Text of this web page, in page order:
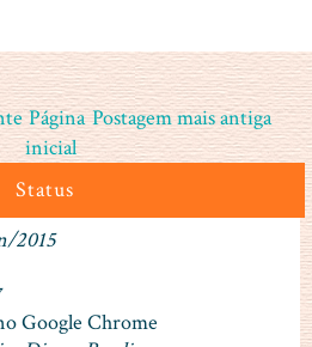
Postagem mais antiga
Página
inicial
Status
2015
Google Chrome